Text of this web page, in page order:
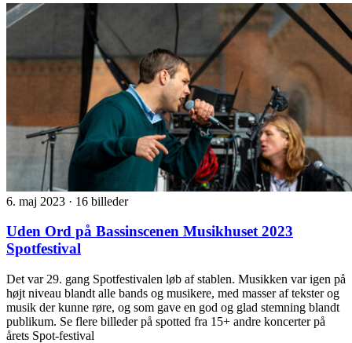
6. maj 2023 · 16 billeder
Uden Ord på Bassinscenen Musikhuset 2023
Spotfestival
Det var 29. gang Spotfestivalen løb af stablen. Musikken var igen på
højt niveau blandt alle bands og musikere, med masser af tekster og
musik der kunne røre, og som gave en god og glad stemning blandt
publikum. Se flere billeder på spotted fra 15+ andre koncerter på
årets Spot-festival